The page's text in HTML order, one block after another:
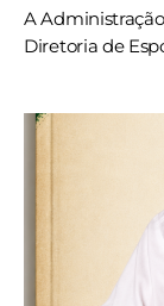
A
Diretoria de